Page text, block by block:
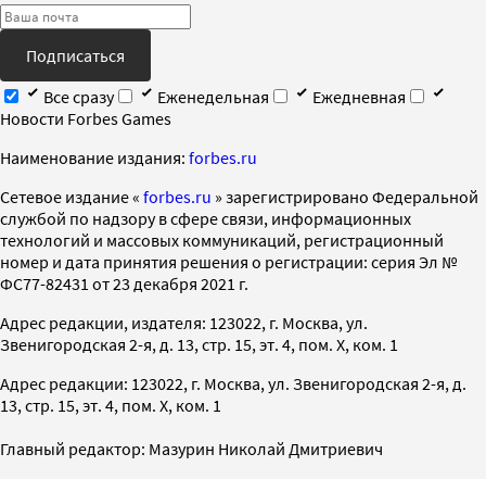
Подписаться
Все сразу
Еженедельная
Ежедневная
Новости Forbes Games
Наименование издания: forbes.ru
Cетевое издание « forbes.ru » зарегистрировано Федеральной
службой по надзору в сфере связи, информационных
технологий и массовых коммуникаций, регистрационный
номер и дата принятия решения о регистрации: серия Эл №
ФС77-82431 от 23 декабря 2021 г.
Адрес редакции, издателя: 123022, г. Москва, ул.
Звенигородская 2-я, д. 13, стр. 15, эт. 4, пом. X, ком. 1
Адрес редакции: 123022, г. Москва, ул. Звенигородская 2-я, д.
13, стр. 15, эт. 4, пом. X, ком. 1
Главный редактор: Мазурин Николай Дмитриевич